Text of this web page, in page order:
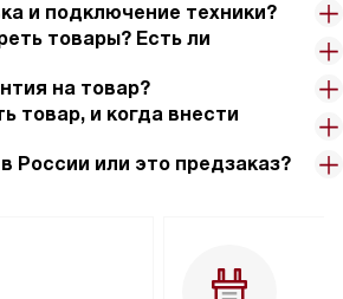
и подключение техники?
товары? Есть ли
на товар?
товар, и когда внести
России или это предзаказ?